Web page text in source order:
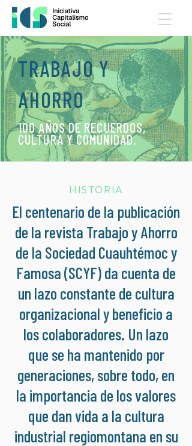
TRABAJO Y
AHORRO
100 AÑOS DE RECUERDOS,
CULTURA Y COMUNIDAD.
HISTORIA
El centenario de la publicación
de la revista Trabajo y Ahorro
de la Sociedad Cuauhtémoc y
Famosa (SCYF) da cuenta de
un lazo constante de cultura
organizacional y beneficio a
los colaboradores. Un lazo
que se ha mantenido por
generaciones, sobre todo, en
la importancia de los valores
que dan vida a la cultura
industrial regiomontana en su